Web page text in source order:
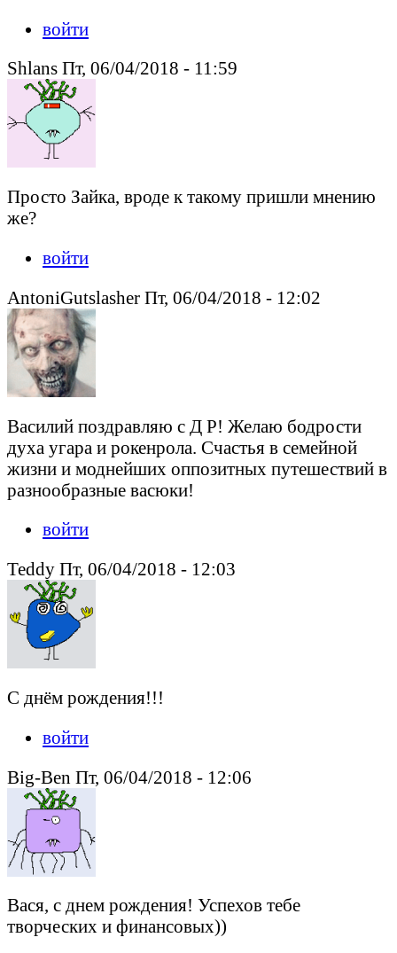
войти
Shlans Пт, 06/04/2018 - 11:59
Просто Зайка, вроде к такому пришли мнению
же?
войти
AntoniGutslasher Пт, 06/04/2018 - 12:02
Василий поздравляю с Д Р! Желаю бодрости
духа угара и рокенрола. Счастья в семейной
жизни и моднейших оппозитных путешествий в
разнообразные васюки!
войти
Teddy Пт, 06/04/2018 - 12:03
С днём рождения!!!
войти
Big-Ben Пт, 06/04/2018 - 12:06
Вася, с днем рождения! Успехов тебе
творческих и финансовых))